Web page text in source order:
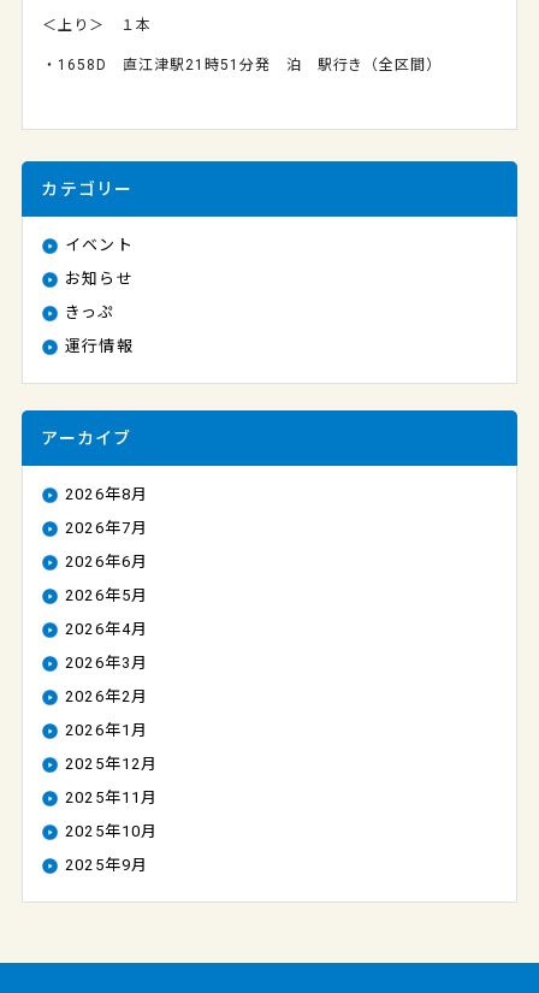
＜上り＞ １本
・1658D 直江津駅21時51分発 泊 駅行き（全区間）
カテゴリー
イベント
お知らせ
きっぷ
運行情報
アーカイブ
2026年8月
2026年7月
2026年6月
2026年5月
2026年4月
2026年3月
2026年2月
2026年1月
2025年12月
2025年11月
2025年10月
2025年9月